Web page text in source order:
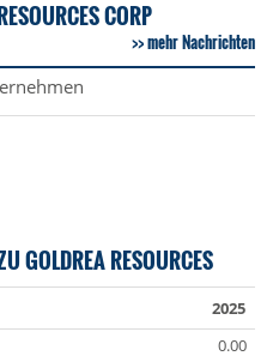
CORP
mehr Nachrichten
GOLDREA RESOURCES
2025
0.00